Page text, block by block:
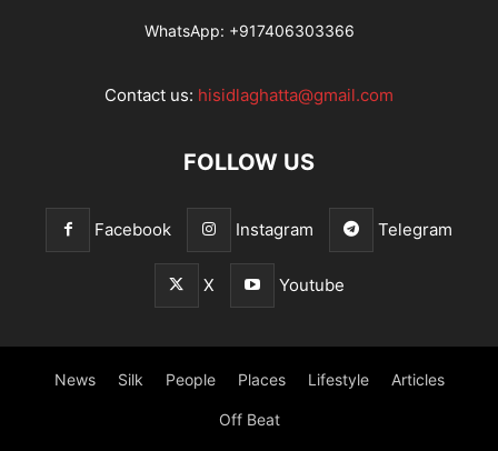
WhatsApp: +917406303366
Contact us: hisidlaghatta@gmail.com
FOLLOW US
Facebook Instagram Telegram
X Youtube
News Silk People Places Lifestyle Articles
Off Beat